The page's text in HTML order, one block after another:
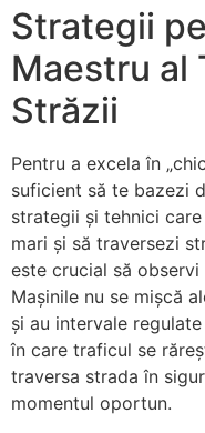
Strategii
Maestru al
Străzii
Pentru a excela în
suficient să te bazezi
strategii și tehnici
mari și să traversezi
este crucial să
Mașinile nu se mișcă
și au intervale
în care traficul se
traversa strada în
momentul oportun.